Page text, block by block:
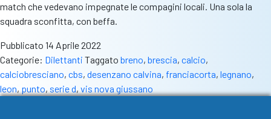
match che vedevano impegnate le compagini locali. Una sola la
squadra sconfitta, con beffa.
Pubblicato 14 Aprile 2022
Categorie: Dilettanti Taggato breno, brescia, calcio,
calciobresciano, cbs, desenzano calvina, franciacorta, legnano,
leon, punto, serie d, vis nova giussano